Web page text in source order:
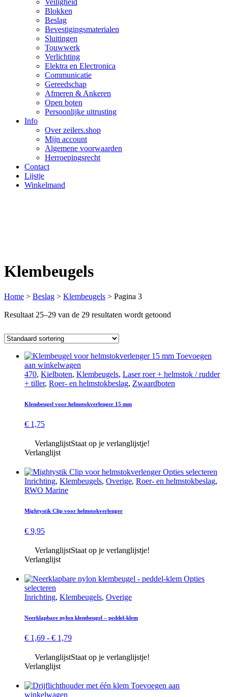
Veiligheid
Blokken
Beslag
Bevestigings­­materialen
Sluitingen
Touwwerk
Verlichting
Elektra en Electronica
Communicatie
Gereedschap
Afmeren & Ankeren
Open boten
Persoonlijke uitrusting
Info
Over zeilers.shop
Mijn account
Algemene voorwaarden
Herroepingsrecht
Contact
Lijstje
Winkelmand
Klembeugels
Home > Beslag > Klembeugels > Pagina 3
Resultaat 25–29 van de 29 resultaten wordt getoond
Toevoegen
aan winkelwagen
470, Kielboten, Klembeugels, Laser roer + helmstok / rudder
+ tiller, Roer- en helmstokbeslag, Zwaard­boten
Klem­beugel voor helmstok­verlenger 15 mm
€ 1,75
VerlanglijstStaat op je verlanglijstje!
Verlanglijst
Opties selecteren
Inrichting, Klembeugels, Overige, Roer- en helmstokbeslag,
RWO Marine
Mightystik Clip voor helmstok­verlenger
€ 9,95
VerlanglijstStaat op je verlanglijstje!
Verlanglijst
Opties
selecteren
product
meerdere
Deze
optie
gekozen
worden
de
Inrichting, Klembeugels, Overige
Neerklapbare nylon klembeugel – peddel-klem
€ 1,69 - € 1,79Prijsklasse:
tot
VerlanglijstStaat op je verlanglijstje!
Verlanglijst
Toevoegen aan
winkelwagen